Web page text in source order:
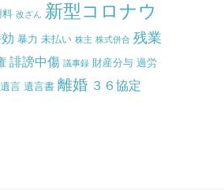
料 改ざん 新型コロナウ
暴力 未払い 株主 株式併合 残業
誹謗中傷 議事録 財産分与 過労
遺言 遺言書 離婚 ３６協定